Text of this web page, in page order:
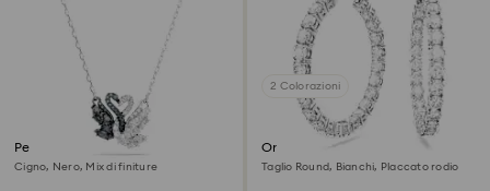
Pendente Swan
Cigno, Nero, Mix di finiture
2 Colorazioni
Orecchini a cerchio Matrix
Taglio Round, Bianchi, Placcato rodio